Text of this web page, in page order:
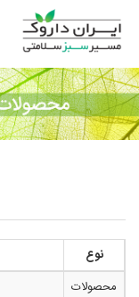
رفتن به محتوای اصلی
تب‌های اولیه
نوع
محصولات